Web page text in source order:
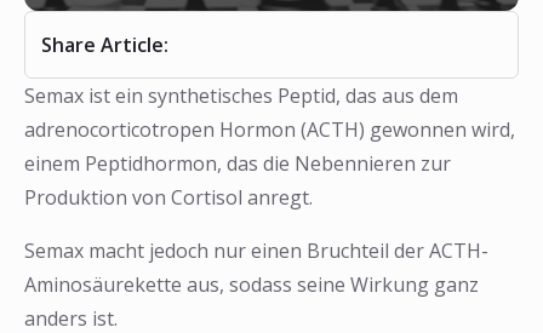
Share Article:
Semax ist ein synthetisches Peptid, das aus dem
adrenocorticotropen Hormon (ACTH) gewonnen wird,
einem Peptidhormon, das die Nebennieren zur
Produktion von Cortisol anregt.
Semax macht jedoch nur einen Bruchteil der ACTH-
Aminosäurekette aus, sodass seine Wirkung ganz
anders ist.